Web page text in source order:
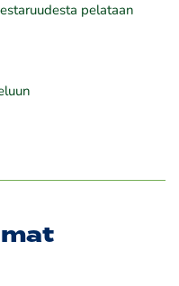
pelataan